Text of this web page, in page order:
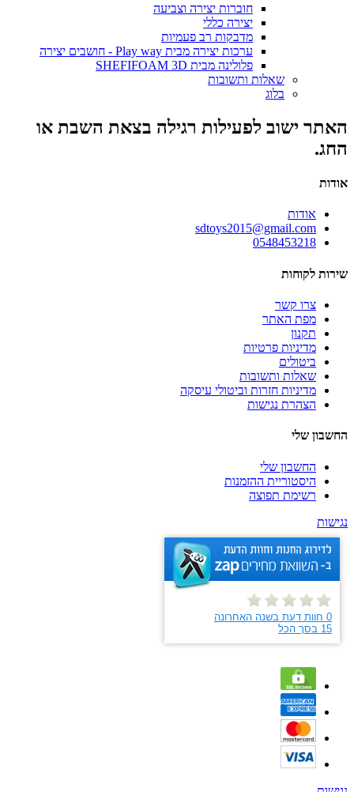
חוברות יצירה וצביעה
יצירה כללי
מדבקות רב פעמיות
ערכות יצירה מבית Play way - חושבים יצירה
פלולינה מבית SHEFIFOAM 3D
שאלות ותשובות
בלוג
האתר ישוב לפעילות רגילה בצאת השבת או
החג.
אודות
אודות
sdtoys2015@gmail.com
0548453218
שירות לקוחות
צרו קשר
מפת האתר
תקנון
מדיניות פרטיות
ביטולים
שאלות ותשובות
מדיניות חזרות וביטולי עיסקה
הצהרת נגישות
החשבון שלי
החשבון שלי
היסטוריית ההזמנות
רשימת תפוצה
נגישות